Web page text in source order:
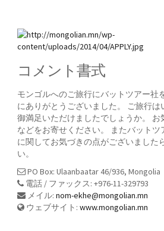
コメント書式
モンゴルへのご旅行にバットツアー社
にありがとうございました。 ご旅行
御満足いただけましたでしょうか。 お
などをお寄せください。 またバットツ
に関してお気づきの点がございました
い。
PO Box: Ulaanbaatar 46/936, Mongolia
電話 / ファックス: +976-11-329793
メイル: nom-ekhe@mongolian.mn
ウェブサイト: www.mongolian.mn